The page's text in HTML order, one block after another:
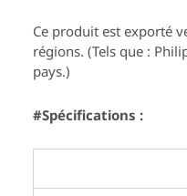
Ce produit est exporté
régions. (Tels que :
pays.)
#Spécifications :